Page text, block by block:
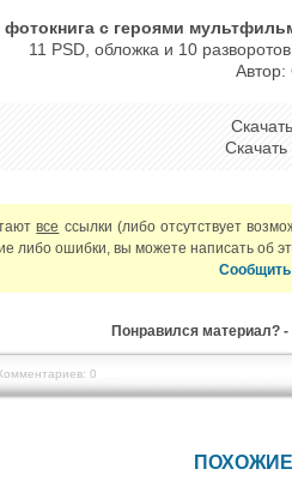
фотокнига с героями
11 PSD, обложка и 10
Автор:
все ссылки (либо отсутствует
либо ошибки, вы можете написать об
Понравился материал?
0